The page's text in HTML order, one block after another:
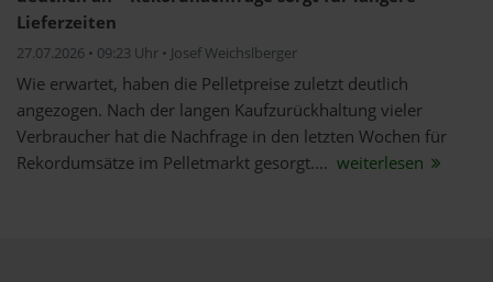
Lieferzeiten
27.07.2026 • 09:23 Uhr • Josef Weichslberger
Wie erwartet, haben die Pelletpreise zuletzt deutlich
angezogen. Nach der langen Kaufzurückhaltung vieler
Verbraucher hat die Nachfrage in den letzten Wochen für
Rekordumsätze im Pelletmarkt gesorgt.... weiterlesen